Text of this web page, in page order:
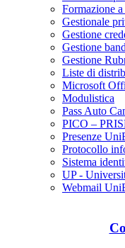
Formazione a
Gestionale
Gestione
Gestione
Gestione
Liste di
Microsoft
Modulistica
Pass Auto
PICO –
Presenze
Protocollo
Sistema
UP -
Webmail